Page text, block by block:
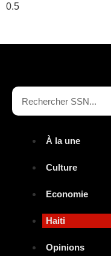
À la une
Culture
Economie
Haiti
Opinions